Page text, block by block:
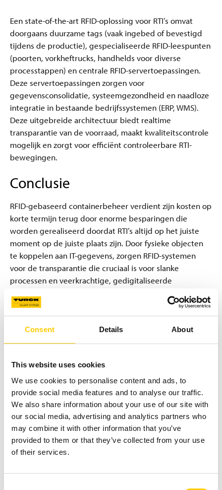
Consent Details About
This website uses cookies
We use cookies to personalise content and ads, to
provide social media features and to analyse our traffic.
We also share information about your use of our site with
our social media, advertising and analytics partners who
may combine it with other information that you’ve
provided to them or that they’ve collected from your use
of their services.
Een state-of-the-art RFID-oplossing voor RTI’s omvat
doorgaans duurzame tags (vaak ingebed of bevestigd
tijdens de productie), gespecialiseerde RFID-leespunten
(poorten, vorkheftrucks, handhelds voor diverse
processtappen) en centrale RFID-servertoepassingen.
Deze servertoepassingen zorgen voor
gegevensconsolidatie, systeemgezondheid en naadloze
integratie in bestaande bedrijfssystemen (ERP, WMS).
Deze uitgebreide architectuur biedt realtime
transparantie van de voorraad, maakt kwaliteitscontrole
mogelijk en zorgt voor efficiënt controleerbare RTI-
bewegingen.
Conclusie
RFID-gebaseerd containerbeheer verdient zijn kosten op
korte termijn terug door enorme besparingen die
worden gerealiseerd doordat RTI’s altijd op het juiste
moment op de juiste plaats zijn. Door fysieke objecten
te koppelen aan IT-gegevens, zorgen RFID-systemen
voor de transparantie die cruciaal is voor slanke
processen en veerkrachtige, gedigitaliseerde
RFID een revolutie teweeg kan brengen in uw RTI-
Download whitepaper
Ontdek deskundige inzichten in de